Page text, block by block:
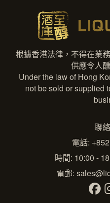
根據香港法律，不得在業
供應令人
Under the law of Hong
not be sold or supplied
聯
電話:
時間: 10:00 -
電郵: